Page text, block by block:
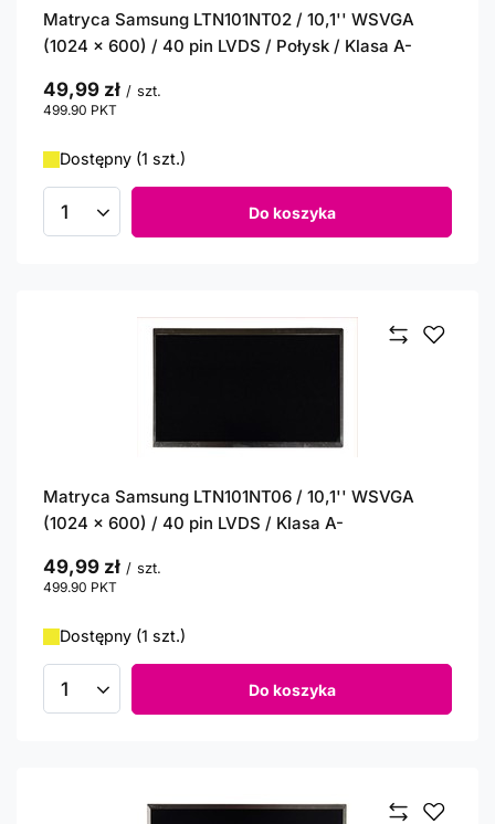
Matryca Samsung LTN101NT02 / 10,1'' WSVGA
(1024 x 600) / 40 pin LVDS / Połysk / Klasa A-
49,99 zł / szt.
499.90 PKT
Dostępny (1 szt.)
Ilość produktów Do koszyka
Matryca Samsung LTN101NT06 / 10,1'' WSVGA
(1024 x 600) / 40 pin LVDS / Klasa A-
49,99 zł / szt.
499.90 PKT
Dostępny (1 szt.)
Ilość produktów Do koszyka